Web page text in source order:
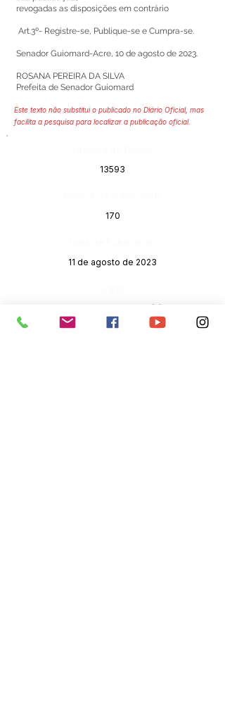
revogadas as disposições em contrário
Art.3º- Registre-se, Publique-se e Cumpra-se.
Senador Guiomard-Acre, 10 de agosto de 2023.
ROSANA PEREIRA DA SILVA
Prefeita de Senador Guiomard
Este texto não substitui o publicado no Diário Oficial, mas
facilita a pesquisa para localizar a publicação oficial.
13593
170
11 de agosto de 2023
Gabinete do Prefeito(a)